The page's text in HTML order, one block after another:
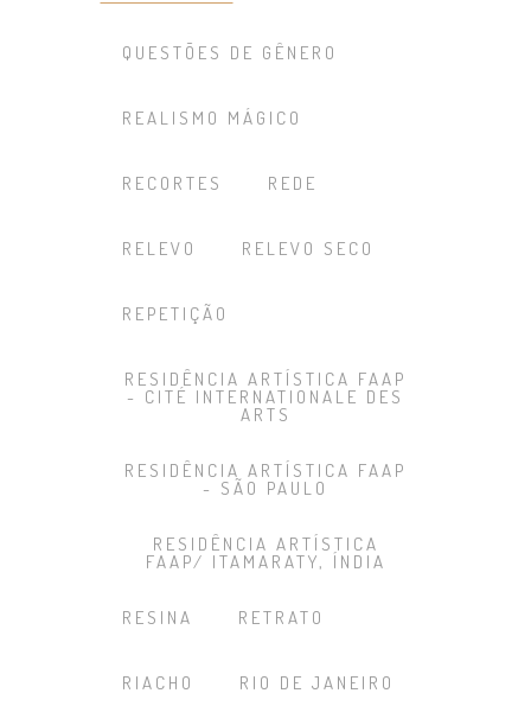
QUESTÕES DE GÊNERO
REALISMO MÁGICO
RECORTES REDE
RELEVO RELEVO SECO
REPETIÇÃO
RESIDÊNCIA ARTÍSTICA FAAP
- CITÉ INTERNATIONALE DES
ARTS
RESIDÊNCIA ARTÍSTICA FAAP
- SÃO PAULO
RESIDÊNCIA ARTÍSTICA
FAAP/ ITAMARATY, ÍNDIA
RESINA RETRATO
RIACHO RIO DE JANEIRO